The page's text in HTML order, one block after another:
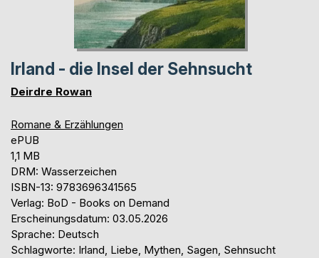
Irland - die Insel der Sehnsucht
Deirdre Rowan
Romane & Erzählungen
ePUB
1,1 MB
DRM: Wasserzeichen
ISBN-13: 9783696341565
Verlag: BoD - Books on Demand
Erscheinungsdatum: 03.05.2026
Sprache: Deutsch
Schlagworte: Irland, Liebe, Mythen, Sagen, Sehnsucht